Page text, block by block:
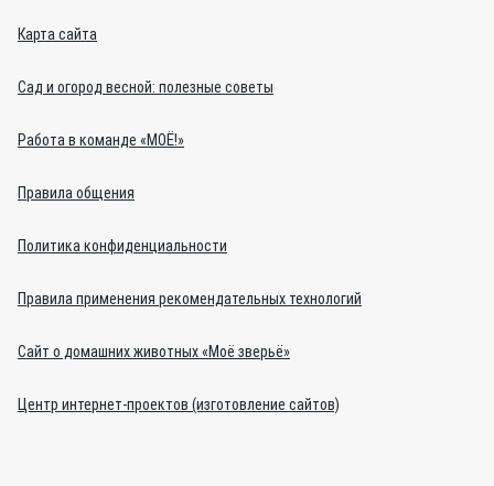
Карта сайта
Сад и огород весной: полезные советы
Работа в команде «МОЁ!»
Правила общения
Политика конфиденциальности
Правила применения рекомендательных технологий
Сайт о домашних животных «Моё зверьё»
Центр интернет-проектов (изготовление сайтов)